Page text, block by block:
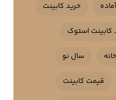
خرید کابینت
کابینت استوک
سال نو
قیمت کابینت